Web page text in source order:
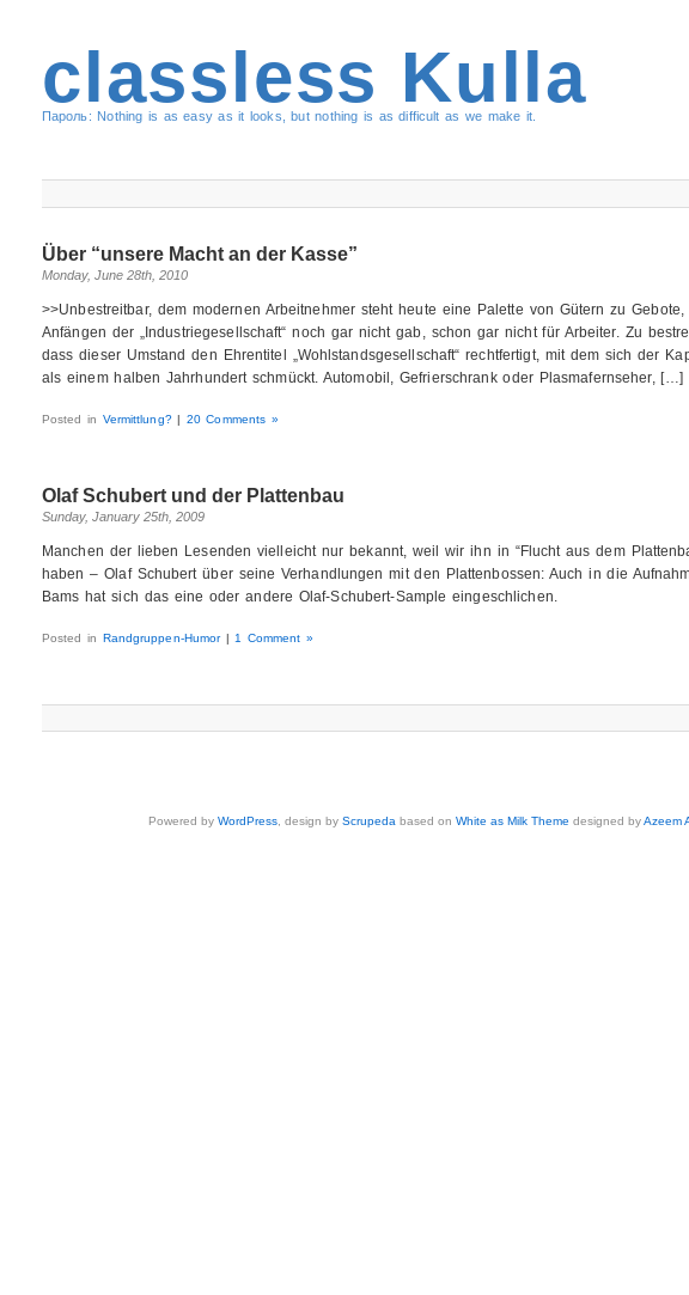
classless Kulla
Пароль: Nothing is as easy as it looks, but nothing is as difficult as we make it.
Über “unsere Macht an der Kasse”
Monday, June 28th, 2010
>>Unbestreitbar, dem modernen Arbeitnehmer steht heute eine Palette von Gütern zu
Anfängen der „Industriegesellschaft“ noch gar nicht gab, schon gar nicht für Arbeiter. Zu
dass dieser Umstand den Ehrentitel „Wohlstandsgesellschaft“ rechtfertigt, mit dem sich der
als einem halben Jahrhundert schmückt. Automobil, Gefrierschrank oder Plasmafernseher, […]
Posted in Vermittlung? | 20 Comments »
Olaf Schubert und der Plattenbau
Sunday, January 25th, 2009
Manchen der lieben Lesenden vielleicht nur bekannt, weil wir ihn in “Flucht aus dem
haben – Olaf Schubert über seine Verhandlungen mit den Plattenbossen: Auch in die
Bams hat sich das eine oder andere Olaf-Schubert-Sample eingeschlichen.
Posted in Randgruppen-Humor | 1 Comment »
Powered byWordPress , design byScrupeda based onWhite as Milk Theme designed byAzeem